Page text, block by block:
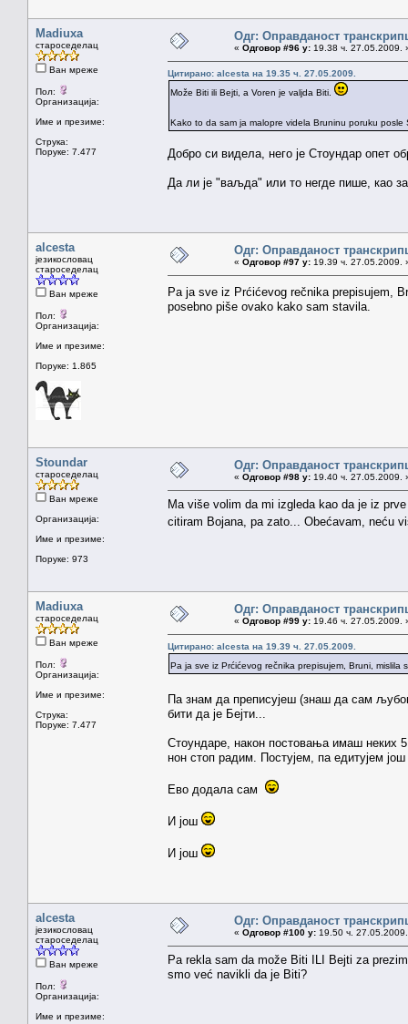
Madiuxa
староседелац
Ван мреже
Пол:
Организација:
Име и презиме:
Струка:
Поруке: 7.477
Одг: Оправданост
« Одговор #96 у: 19.38 ч. 27.05.2009.
Цитирано: alcesta на 19.35 ч. 27.05.2009.
Može Biti ili Bejti, a Voren je valjda Biti.
Kako to da sam ja malopre videla Bruninu poruku
Добро си видела, него је Стоундар опет
Да ли је "ваљда" или то негде пише, као
alcesta
језикословац
староседелац
Ван мреже
Пол:
Организација:
Име и презиме:
Поруке: 1.865
Одг: Оправданост
« Одговор #97 у: 19.39 ч. 27.05.2009.
Pa ja sve iz Prćićevog rečnika prepisujem,
posebno piše ovako kako sam stavila.
Stoundar
староседелац
Ван мреже
Организација:
Име и презиме:
Поруке: 973
Одг: Оправданост
« Одговор #98 у: 19.40 ч. 27.05.2009.
Ma više volim da mi izgleda kao da je iz
citiram Bojana, pa zato... Obećavam, neću
Madiuxa
староседелац
Ван мреже
Пол:
Организација:
Име и презиме:
Струка:
Поруке: 7.477
Одг: Оправданост
« Одговор #99 у: 19.46 ч. 27.05.2009.
Цитирано: alcesta на 19.39 ч. 27.05.2009.
Pa ja sve iz Prćićevog rečnika prepisujem, Bruni, mislila
Па знам да преписујеш (знаш да сам
бити да је Бејти...
Стоундаре, након постовања имаш неких
нон стоп радим. Постујем, па едитујем
Ево додала сам
И још
И још
alcesta
језикословац
староседелац
Ван мреже
Пол:
Организација:
Име и презиме:
Одг: Оправданост
« Одговор #100 у: 19.50 ч.
Pa rekla sam da može Biti ILI Bejti za
smo već navikli da je Biti?